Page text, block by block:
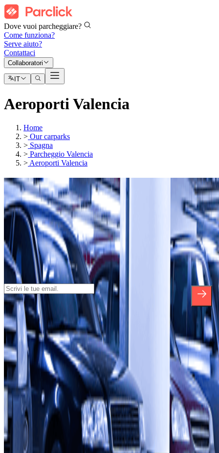
Dove vuoi parcheggiare?
Come funziona?
Serve aiuto?
Contattaci
Collaboratori
IT
Aeroporti Valencia
Home
> Our carparks
> Spagna
> Parcheggio Valencia
> Aeroporti Valencia
I nostri parcheggi a Aeroporto di Valencia (VLC)
Iscriviti alla nostra Newsletter e rimani
aggiornato su sconti, concorsi e tante
altre sorprese.
*Iscrivendoti, accetti la nostra Informativa sulla Privacy per ricevere
comunicazioni commerciali da Parclick. Senza alcun impegno,
potrai disiscriverti quando vuoi direttamente dalla stessa newsletter.
Riguardo a Parclcik
Chi siamo
Come funziona?
I Nostri Parcheggi
Collaboriamo?
Collaboratori
Proprietari di parcheggio
Affiliati